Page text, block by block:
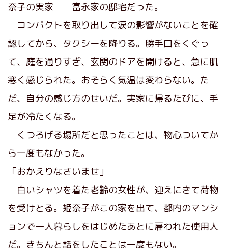
奈子の実家──富永家の邸宅だった。
コンパクトを取り出して涙の影響がないことを確
認してから、タクシーを降りる。勝手口をくぐっ
て、庭を通りすぎ、玄関のドアを開けると、急に肌
寒く感じられた。おそらく気温は変わらない。た
だ、自分の感じ方のせいだ。実家に帰るたびに、手
足が冷たくなる。
くつろげる場所だと思ったことは、物心ついてか
ら一度もなかった。
「おかえりなさいませ」
白いシャツを着た老齢の女性が、迎えにきて荷物
を受けとる。姫奈子がこの家を出て、都内のマンシ
ョンで一人暮らしをはじめたあとに雇われた使用人
だ。きちんと話をしたことは一度もない。